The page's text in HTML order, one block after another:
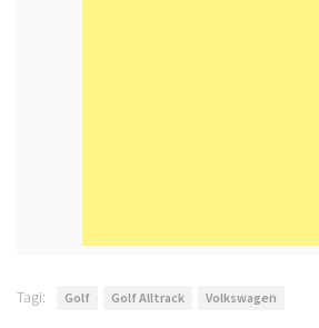
Tagi: Golf Golf Alltrack Volkswagen